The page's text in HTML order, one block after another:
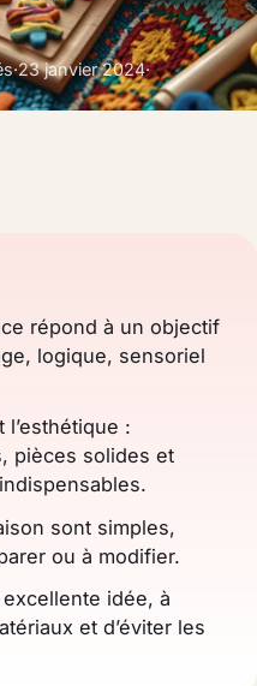
·23 janvier 2024·
répond à un objectif
logique, sensoriel
l’esthétique :
pièces solides et
sont simples,
ou à modifier.
idée, à
et d’éviter les